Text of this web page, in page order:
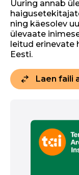
Uuring annab
ning käesolev
ülevaate
leitud erinevate
Eesti.
Laen faili